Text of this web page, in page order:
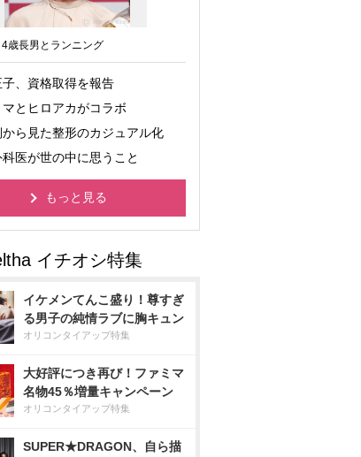
歳長男とランニング
、資格取得を報告
マとヒロアカがコラボ
ら見た整形のカジュアル化
医が世の中に思うこと
もっと見る
イケメンてんこ盛り！尊すぎ
る男子の純情ラブに胸キュン
オリコンタイアップ特集
大好評につき再び！ファミマ
名物45％増量キャンペーン
オリコンタイアップ特集
SUPER★DRAGON、自ら描